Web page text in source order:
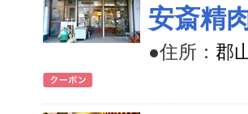
安斎精
●住所： 郡